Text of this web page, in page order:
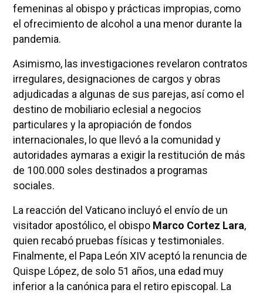
femeninas al obispo y prácticas impropias, como
el ofrecimiento de alcohol a una menor durante la
pandemia.
Asimismo, las investigaciones revelaron contratos
irregulares, designaciones de cargos y obras
adjudicadas a algunas de sus parejas, así como el
destino de mobiliario eclesial a negocios
particulares y la apropiación de fondos
internacionales, lo que llevó a la comunidad y
autoridades aymaras a exigir la restitución de más
de 100.000 soles destinados a programas
sociales.
La reacción del Vaticano incluyó el envío de un
visitador apostólico, el obispo Marco Cortez Lara,
quien recabó pruebas físicas y testimoniales.
Finalmente, el Papa León XIV aceptó la renuncia de
Quispe López, de solo 51 años, una edad muy
inferior a la canónica para el retiro episcopal. La